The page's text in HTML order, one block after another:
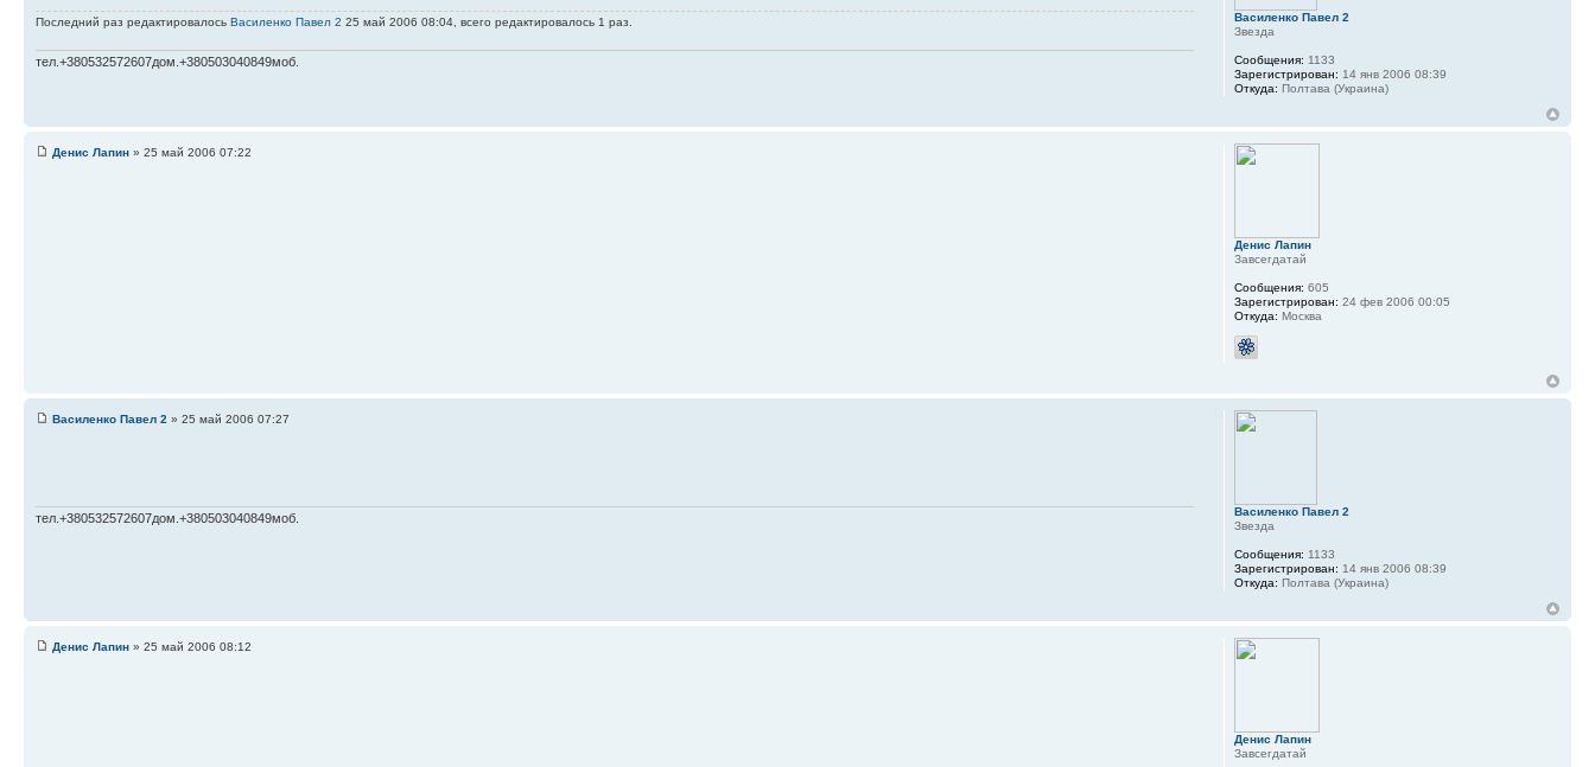
Последний раз редактировалось Василенко Павел 2 25 май 2006 08:04, всего редактировалось 1 раз.
тел.+380532572607дом.+380503040849моб.
Василенко Павел 2
Звезда
Сообщения: 1133
Зарегистрирован: 14 янв 2006 08:39
Откуда: Полтава (Украина)
Денис Лапин » 25 май 2006 07:22
Денис Лапин
Завсегдатай
Сообщения: 605
Зарегистрирован: 24 фев 2006 00:05
Откуда: Москва
Василенко Павел 2 » 25 май 2006 07:27
тел.+380532572607дом.+380503040849моб.
Василенко Павел 2
Звезда
Сообщения: 1133
Зарегистрирован: 14 янв 2006 08:39
Откуда: Полтава (Украина)
Денис Лапин » 25 май 2006 08:12
Денис Лапин
Завсегдатай